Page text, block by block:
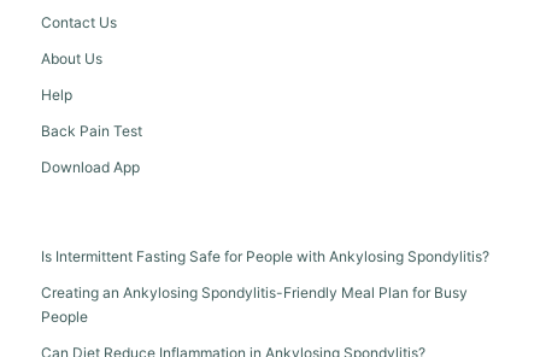
Contact Us
About Us
Help
Back Pain Test
Download App
Is Intermittent Fasting Safe for People with Ankylosing Spondylitis?
Creating an Ankylosing Spondylitis-Friendly Meal Plan for Busy
People
Can Diet Reduce Inflammation in Ankylosing Spondylitis?